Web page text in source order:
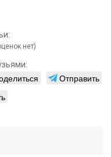
нет)
Отправить